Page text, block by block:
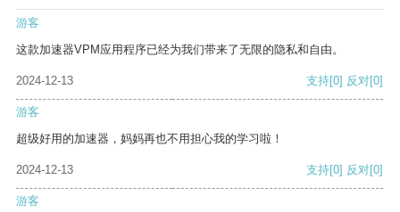
游客
这款加速器VPM应用程序已经为我们带来了无限的隐私和自由。
2024-12-13 支持[0] 反对[0]
游客
超级好用的加速器，妈妈再也不用担心我的学习啦！
2024-12-13 支持[0] 反对[0]
游客